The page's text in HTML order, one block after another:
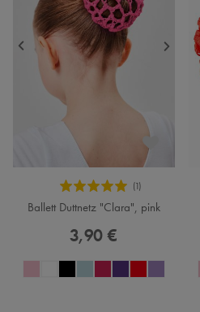
Ballett Duttnetz "Clara", pink
3,90 €